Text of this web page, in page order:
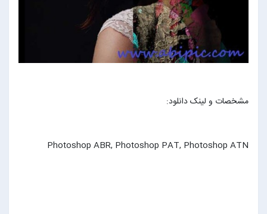
مشخصات و لینک دانلود:
Photoshop ABR, Photoshop PAT, Photoshop ATN